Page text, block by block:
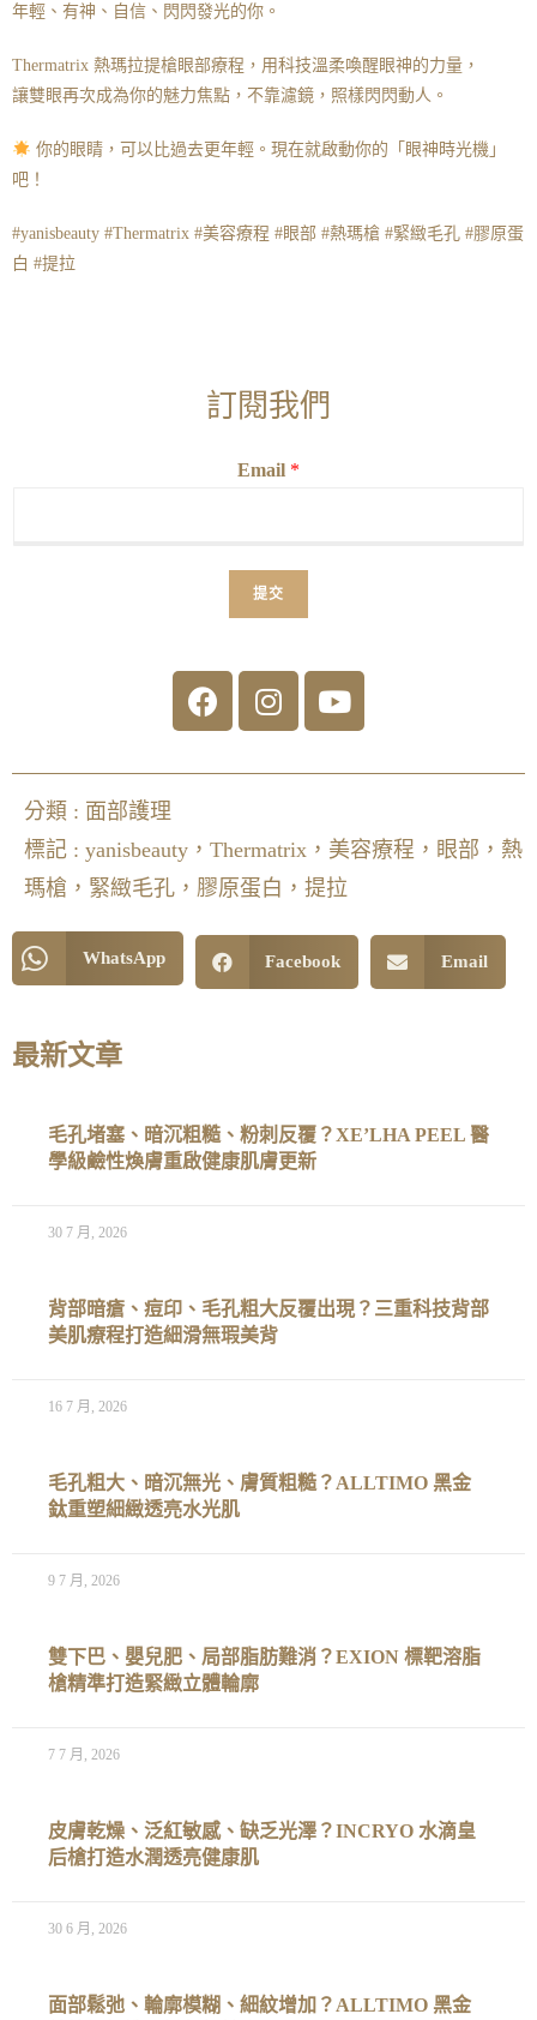
年輕、有神、自信、閃閃發光的你。
Thermatrix 熱瑪拉提槍眼部療程，用科技溫柔喚醒眼神的力量，
讓雙眼再次成為你的魅力焦點，不靠濾鏡，照樣閃閃動人。
你的眼睛，可以比過去更年輕。現在就啟動你的「眼神時光機」
吧！
#yanisbeauty #Thermatrix #美容療程 #眼部 #熱瑪槍 #緊緻毛孔 #膠原蛋
白 #提拉
訂閱我們
Email *
提交
分類 : 面部護理
標記 : yanisbeauty，Thermatrix，美容療程，眼部，熱
瑪槍，緊緻毛孔，膠原蛋白，提拉
WhatsApp Facebook Email
最新文章
毛孔堵塞、暗沉粗糙、粉刺反覆？XE’LHA PEEL 醫
學級鹼性煥膚重啟健康肌膚更新
30 7 月, 2026
背部暗瘡、痘印、毛孔粗大反覆出現？三重科技背部
美肌療程打造細滑無瑕美背
16 7 月, 2026
毛孔粗大、暗沉無光、膚質粗糙？ALLTIMO 黑金
鈦重塑細緻透亮水光肌
9 7 月, 2026
雙下巴、嬰兒肥、局部脂肪難消？EXION 標靶溶脂
槍精準打造緊緻立體輪廓
7 7 月, 2026
皮膚乾燥、泛紅敏感、缺乏光澤？INCRYO 水滴皇
后槍打造水潤透亮健康肌
30 6 月, 2026
面部鬆弛、輪廓模糊、細紋增加？ALLTIMO 黑金